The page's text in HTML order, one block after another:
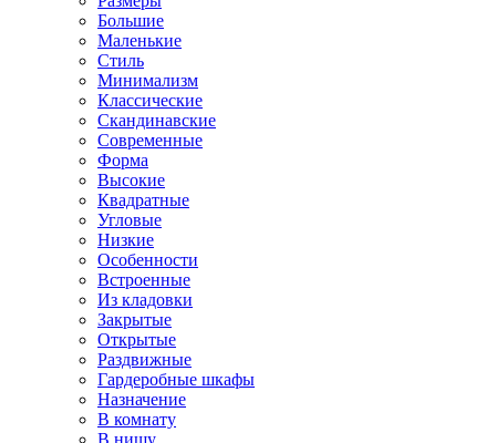
Большие
Маленькие
Стиль
Минимализм
Классические
Скандинавские
Современные
Форма
Высокие
Квадратные
Угловые
Низкие
Особенности
Встроенные
Из кладовки
Закрытые
Открытые
Раздвижные
Гардеробные шкафы
Назначение
В комнату
В нишу